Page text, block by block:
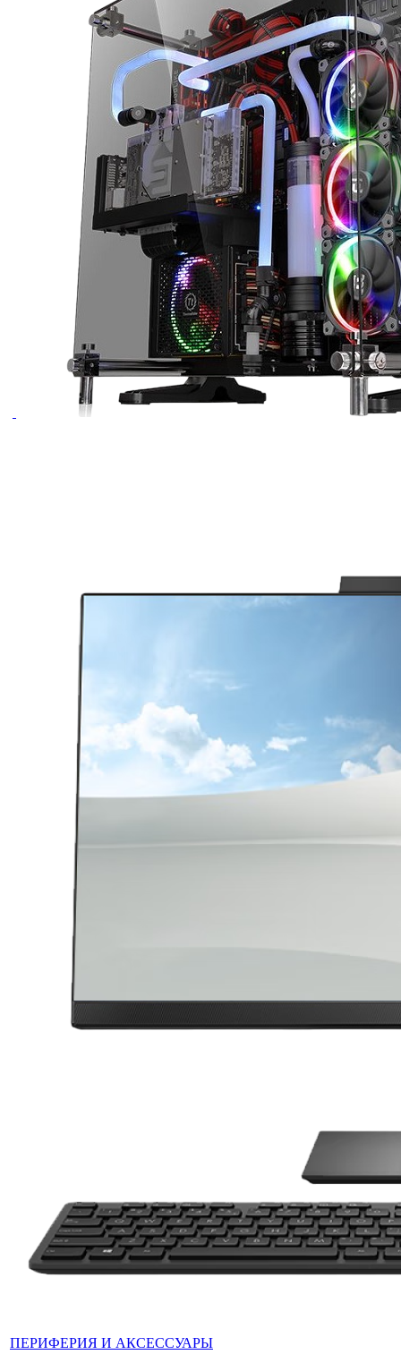
ПЕРИФЕРИЯ И АКСЕССУАРЫ